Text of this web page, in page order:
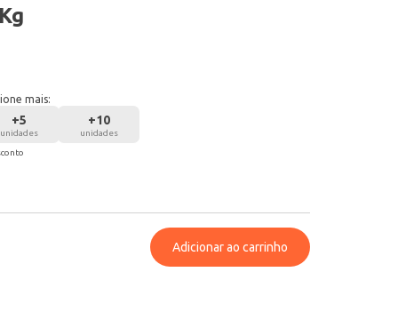
mais:
+5
unidades
+10
unidades
Adicionar ao carrinho